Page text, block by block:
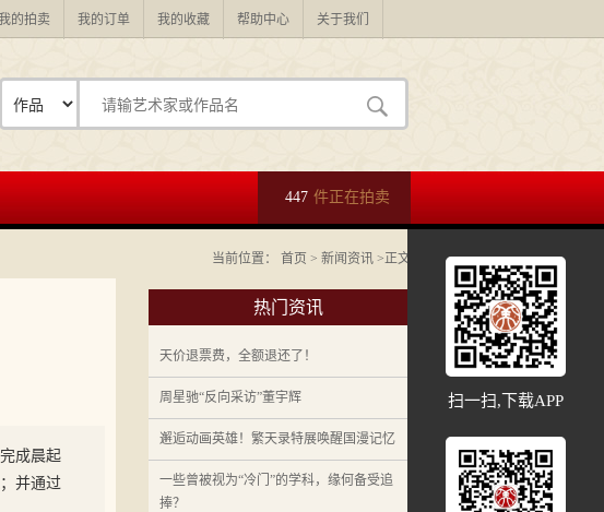
的拍卖 我的订单 我的收藏 帮助中心 关于我们
447 件正在拍卖
当前位置： 首页 > 新闻资讯 >正文
成晨起
并通过
热门资讯
天价退票费，全额退还了！
周星驰“反向采访”董宇辉
邂逅动画英雄！繁天录特展唤醒国漫记忆
一些曾被视为“冷门”的学科，缘何备受追
捧？
扫一扫,下载APP